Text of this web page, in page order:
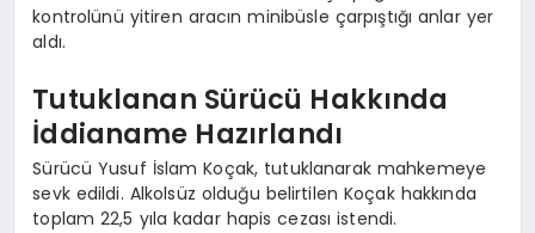
kontrolünü yitiren aracın minibüsle çarpıştığı anlar yer
aldı.
Tutuklanan Sürücü Hakkında
İddianame Hazırlandı
Sürücü Yusuf İslam Koçak, tutuklanarak mahkemeye
sevk edildi. Alkolsüz olduğu belirtilen Koçak hakkında
toplam 22,5 yıla kadar hapis cezası istendi.